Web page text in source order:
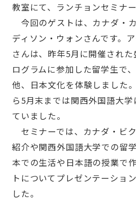
教室にて、ランチョンセミナ
今回のゲストは、カナダ・
ディソン・ウォンさんです。
さんは、昨年5月に開催され
ログラムに参加した留学生で
他、日本文化を体験しました
ら5月末までは関西外国語大
ていました。
セミナーでは、カナダ・ビ
紹介や関西外国語大学での留
本での生活や日本語の授業で
トについてプレゼンテーショ
した。